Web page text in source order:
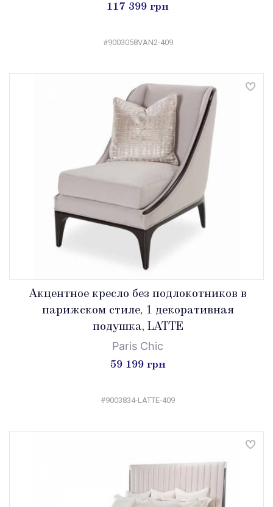
117 399 грн
#9003058VAN2-409
Акцентное кресло без подлокотников в
парижском стиле, 1 декоративная
подушка, LATTE
Paris Chic
59 199 грн
#9003834-LATTE-409